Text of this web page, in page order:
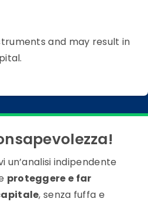
and may result in
un’analisi indipendente
proteggere e far
, senza fuffa e